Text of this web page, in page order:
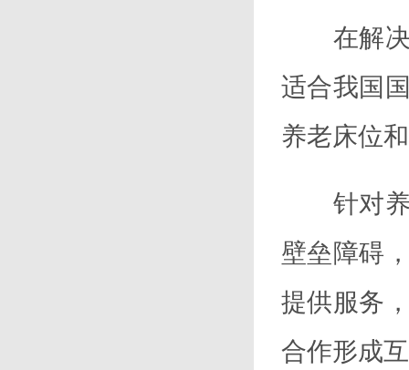
在解决
适合我国
养老床位
针对养
壁垒障碍
提供服务
合作形成